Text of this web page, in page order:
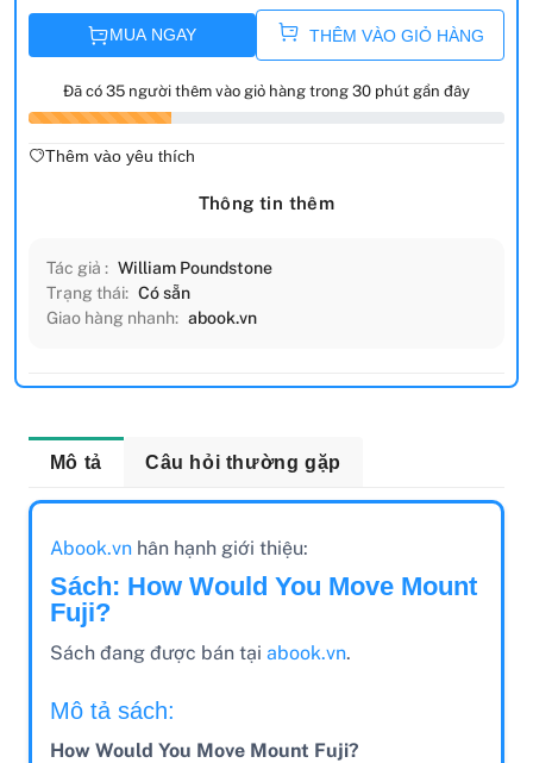
MUA NGAY THÊM VÀO GIỎ HÀNG
Đã có 35 người thêm vào giỏ hàng trong 30 phút gần đây
Thêm vào yêu thích
Thông tin thêm
Tác giả : William Poundstone
Trạng thái: Có sẵn
Giao hàng nhanh: abook.vn
Mô tả Câu hỏi thường gặp
Abook.vnhân hạnh giới thiệu:
Sách: How Would You Move Mount
Fuji?
Sách đang được bán tại abook.vn.
Mô tả sách:
How Would You Move Mount Fuji?